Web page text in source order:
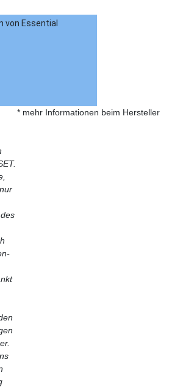
von Essential
* mehr Informationen beim Hersteller